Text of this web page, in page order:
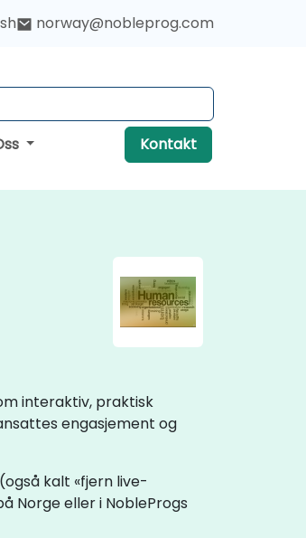
norway@nobleprog.com
Kontakt
interaktiv, praktisk
engasjement og
kalt «fjern live-
Norge eller i NobleProgs